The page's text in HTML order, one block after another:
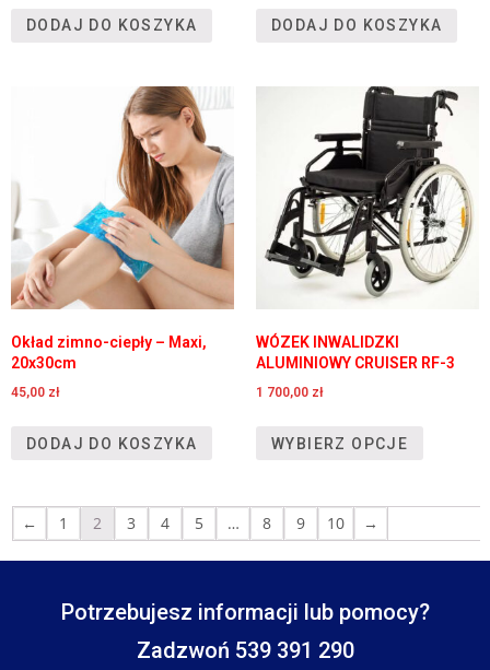
DODAJ DO KOSZYKA DODAJ DO KOSZYKA
Okład zimno-ciepły – Maxi,
20x30cm
45,00 zł
DODAJ DO KOSZYKA
WÓZEK INWALIDZKI
ALUMINIOWY CRUISER RF-3
1 700,00 zł
WYBIERZ OPCJE
← 1 2 3 4 5 … 8 9 10 →
Potrzebujesz informacji lub pomocy?
Zadzwoń 539 391 290